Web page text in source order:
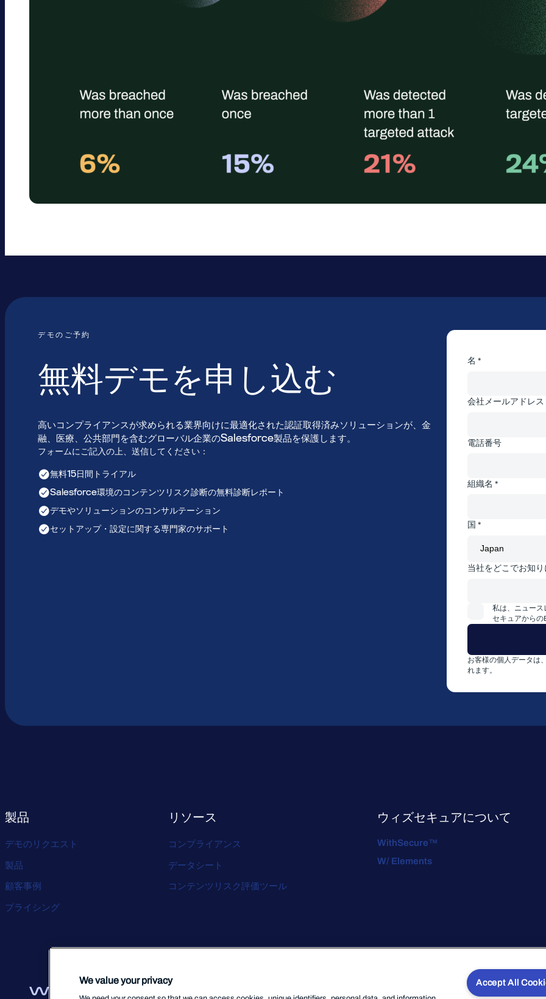
デモのご予約
無料デモを申し込む
高いコンプライアンスが求められる業界向けに最適化された認証取得済みソリューションが、金
融、医療、公共部門を含むグローバル企業のSalesforce製品を保護します。
フォームにご記入の上、送信してください：
無料15日間トライアル
Salesforce環境のコンテンツリスク診断の無料診断レポート
デモやソリューションのコンサルテーション
セットアップ・設定に関する専門家のサポート
名 *
会社メールアドレス
電話番号
組織名 *
国 *
当社をどこでお知
私は、ニュース
セキュアからの
お客様の個人データは
れます。
製品
デモのリクエスト
製品
顧客事例
プライシング
リソース
コンプライアンス
データシート
コンテンツリスク評価ツール
ウィズセキュアについて
WithSecure™
W/ Elements
We value your privacy Accept All